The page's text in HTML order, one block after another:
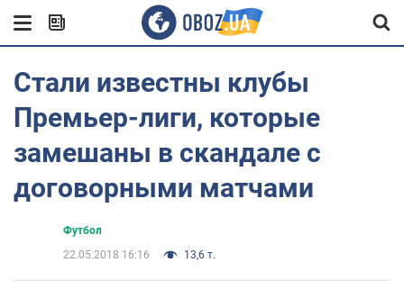
Стали известны клубы
Премьер-лиги, которые
замешаны в скандале с
договорными матчами
Футбол
22.05.2018 16:16
13,6 т.